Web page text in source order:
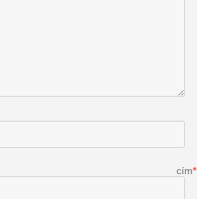
cím*